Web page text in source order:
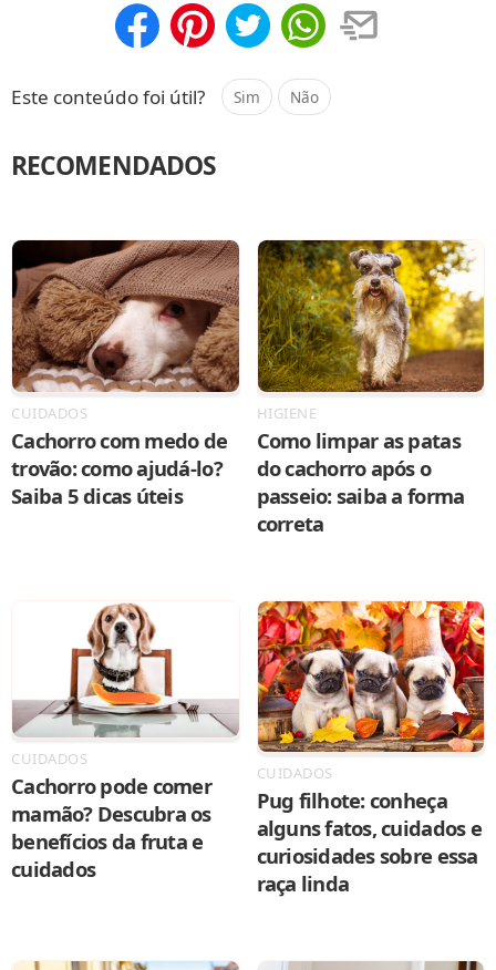
Este conteúdo foi útil? Sim Não
RECOMENDADOS
CUIDADOS
Cachorro com medo de
trovão: como ajudá-lo?
Saiba 5 dicas úteis
HIGIENE
Como limpar as patas
do cachorro após o
passeio: saiba a forma
correta
CUIDADOS
Cachorro pode comer
mamão? Descubra os
benefícios da fruta e
cuidados
CUIDADOS
Pug filhote: conheça
alguns fatos, cuidados e
curiosidades sobre essa
raça linda